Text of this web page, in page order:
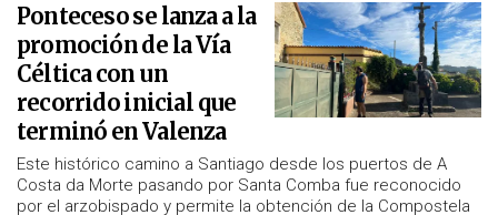
Ponteceso se lanza a la
promoción de la Vía
Céltica con un
recorrido inicial que
terminó en Valenza
Este histórico camino a Santiago desde los puertos de A
Costa da Morte pasando por Santa Comba fue reconocido
por el arzobispado y permite la obtención de la Compostela